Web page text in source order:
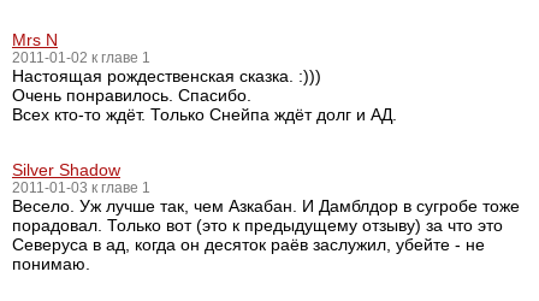
Mrs N
2011-01-02 к главе 1
Настоящая рождественская сказка. :)))
Очень понравилось. Спасибо.
Всех кто-то ждёт. Только Снейпа ждёт долг и АД.
Silver Shadow
2011-01-03 к главе 1
Весело. Уж лучше так, чем Азкабан. И Дамблдор в сугробе тоже
порадовал. Только вот (это к предыдущему отзыву) за что это
Северуса в ад, когда он десяток раёв заслужил, убейте - не
понимаю.